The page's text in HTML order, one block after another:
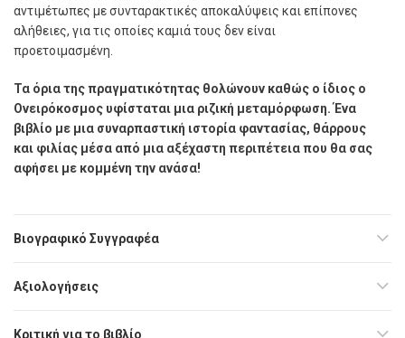
αντιµέτωπες µε συνταρακτικές αποκαλύψεις και επίπονες
αλήθειες, για τις οποίες καµιά τους δεν είναι
προετοιµασµένη.
Τα όρια της πραγµατικότητας θολώνουν καθώς ο ίδιος ο
Ονειρόκοσµος υφίσταται µια ριζική µεταµόρφωση. Ένα
βιβλίο με μια συναρπαστική ιστορία φαντασίας, θάρρους
και φιλίας µέσα από µια αξέχαστη περιπέτεια που θα σας
αφήσει µε κοµµένη την ανάσα!
Βιογραφικό Συγγραφέα
Αξιολογήσεις
Κριτική για το βιβλίο